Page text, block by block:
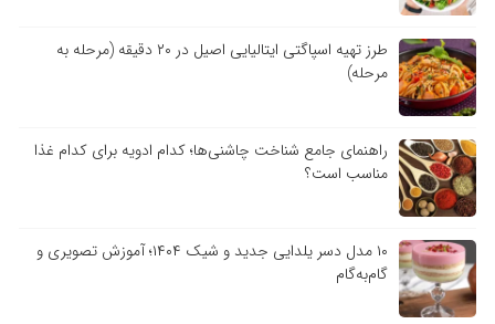
طرز تهیه اسپاگتی ایتالیایی اصیل در ۲۰ دقیقه (مرحله به
مرحله)
راهنمای جامع شناخت چاشنی‌ها؛ کدام ادویه برای کدام غذا
مناسب است؟
۱۰ مدل دسر یلدایی جدید و شیک ۱۴۰۴؛ آموزش تصویری و
گام‌به‌گام